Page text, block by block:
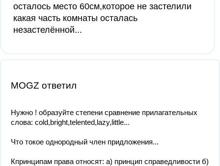
осталось место 60см,которое не застелили
какая часть комнаты осталась
незастелённой...
MOGZ ответил
Нужно ! образуйте степени сравнение прилагательных
слова: cold,bright,telented,lazy,little...
Что токое однородный член придложения...
Кпринципам права относят: а) принцип справедливости б)